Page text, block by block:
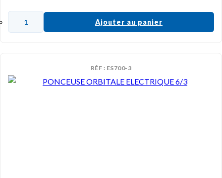
Ajouter au panier
RÉF : ES700-3